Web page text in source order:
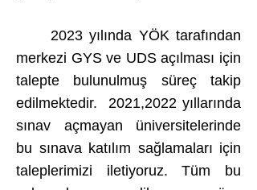
2023 yılında YÖK tarafından
merkezi GYS ve UDS açılması için
talepte bulunulmuş süreç takip
edilmektedir. 2021,2022 yıllarında
sınav açmayan üniversitelerinde
bu sınava katılım sağlamaları için
taleplerimizi iletiyoruz. Tüm bu